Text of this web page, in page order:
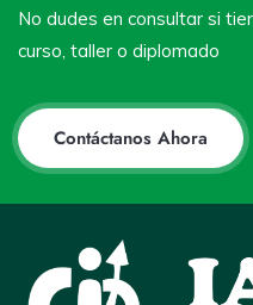
No dudes en consultar si
curso, taller o diplomado
Contáctanos Ahora